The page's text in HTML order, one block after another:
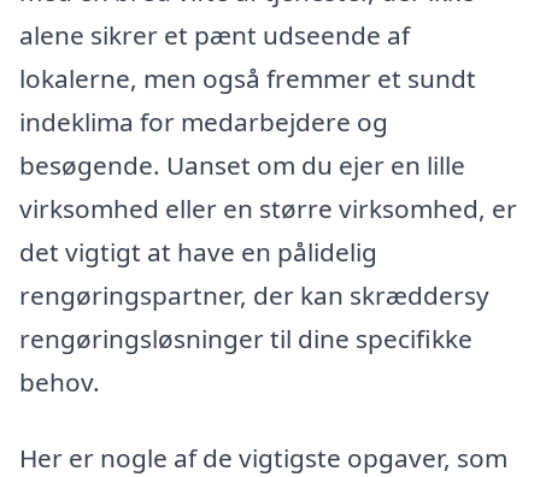
alene sikrer et pænt udseende af
lokalerne, men også fremmer et sundt
indeklima for medarbejdere og
besøgende. Uanset om du ejer en lille
virksomhed eller en større virksomhed, er
det vigtigt at have en pålidelig
rengøringspartner, der kan skræddersy
rengøringsløsninger til dine specifikke
behov.
Her er nogle af de vigtigste opgaver, som